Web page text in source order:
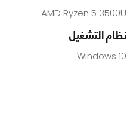
AMD Ryzen 5 3500U
نظام التشغيل
Windows 10